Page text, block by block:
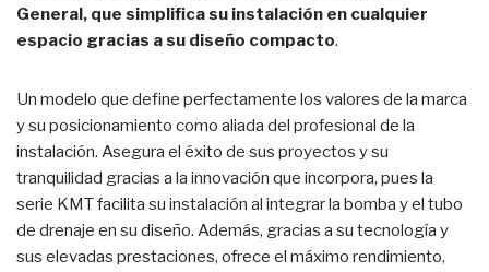
General, que simplifica su instalación en cualquier
espacio gracias a su diseño compacto.
Un modelo que define perfectamente los valores de la marca
y su posicionamiento como aliada del profesional de la
instalación. Asegura el éxito de sus proyectos y su
tranquilidad gracias a la innovación que incorpora, pues la
serie KMT facilita su instalación al integrar la bomba y el tubo
de drenaje en su diseño. Además, gracias a su tecnología y
sus elevadas prestaciones, ofrece el máximo rendimiento,